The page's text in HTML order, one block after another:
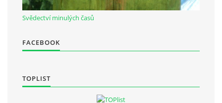
723 967 851
© 2026 eStránky.cz |RSS
Svědectví minulých časů
FACEBOOK
TOPLIST